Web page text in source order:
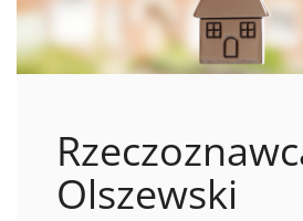
Olszewski